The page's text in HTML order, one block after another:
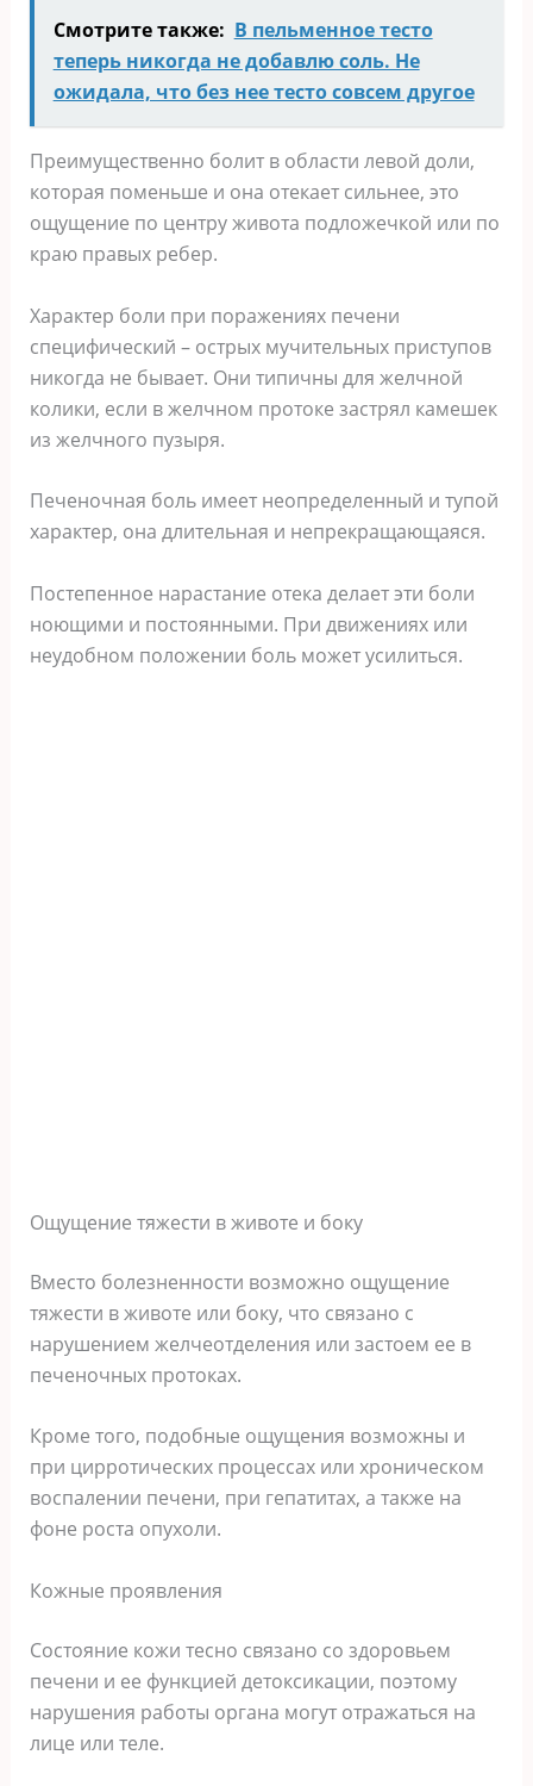
Смотрите также: В пельменное тесто
теперь никогда не добавлю соль. Не
ожидала, что без нее тесто совсем другое
Преимущественно болит в области левой доли,
которая поменьше и она отекает сильнее, это
ощущение по центру живота подложечкой или по
краю правых ребер.
Характер боли при поражениях печени
специфический – острых мучительных приступов
никогда не бывает. Они типичны для желчной
колики, если в желчном протоке застрял камешек
из желчного пузыря.
Печеночная боль имеет неопределенный и тупой
характер, она длительная и непрекращающаяся.
Постепенное нарастание отека делает эти боли
ноющими и постоянными. При движениях или
неудобном положении боль может усилиться.
Ощущение тяжести в животе и боку
Вместо болезненности возможно ощущение
тяжести в животе или боку, что связано с
нарушением желчеотделения или застоем ее в
печеночных протоках.
Кроме того, подобные ощущения возможны и
при цирротических процессах или хроническом
воспалении печени, при гепатитах, а также на
фоне роста опухоли.
Кожные проявления
Состояние кожи тесно связано со здоровьем
печени и ее функцией детоксикации, поэтому
нарушения работы органа могут отражаться на
лице или теле.